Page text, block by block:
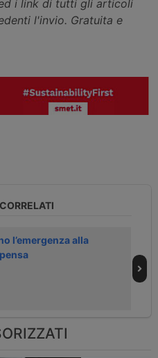
i link di tutti gli articoli
l'invio. Gratuita e
l’emergenza alla